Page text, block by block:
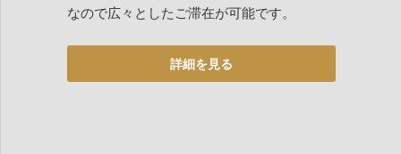
なので広々としたご滞在が可能です。